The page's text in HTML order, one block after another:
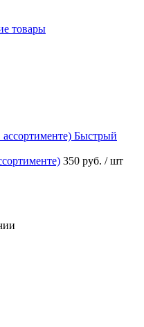
товары
Быстрый
350 руб. / шт